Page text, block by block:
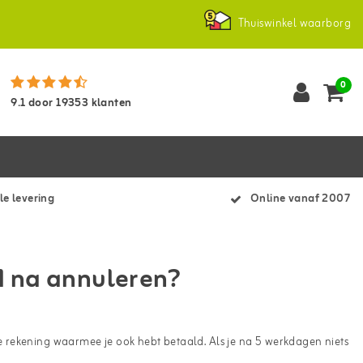
Thuiswinkel waarborg
9.1door19353 klanten
0
levering Online vanaf 2007
annuleren?
waarmee je ook hebt betaald. Als je na 5 werkdagen niets